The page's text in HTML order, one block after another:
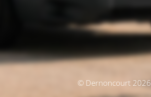
© Dernoncourt 2026